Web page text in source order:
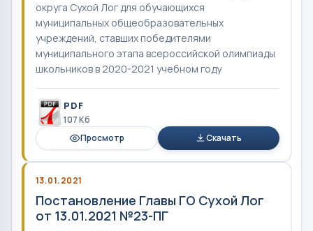
округа Сухой Лог для обучающихся
муниципальных общеобразовательных
учреждений, ставших победителями
муниципального этапа всероссийской олимпиады
школьников в 2020-2021 учебном году
PDF
107 Кб
Просмотр
Скачать
13.01.2021
Постановление Главы ГО Сухой Лог
от 13.01.2021 №23-ПГ